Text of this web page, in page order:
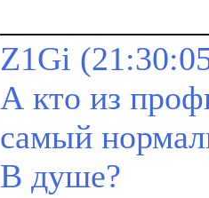
Z1Gi
А кто из
самый
В душе?